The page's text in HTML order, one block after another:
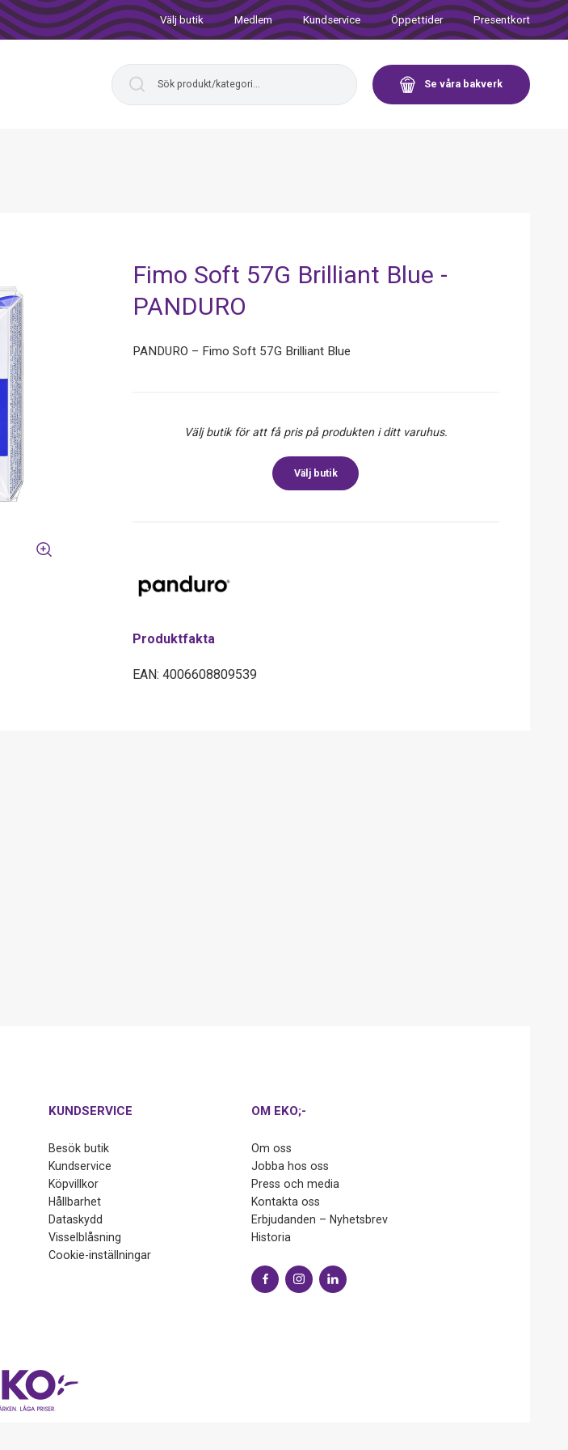
Välj butik Medlem Kundservice Öppettider Presentkort
Se våra bakverk
Fimo Soft 57G Brilliant Blue -
PANDURO
PANDURO – Fimo Soft 57G Brilliant Blue
Välj butik för att få pris på produkten i ditt varuhus.
Välj butik
Produktfakta
EAN: 4006608809539
KUNDSERVICE
Besök butik
Kundservice
Köpvillkor
Hållbarhet
Dataskydd
Visselblåsning
Cookie-inställningar
OM EKO;-
Om oss
Jobba hos oss
Press och media
Kontakta oss
Erbjudanden – Nyhetsbrev
Historia